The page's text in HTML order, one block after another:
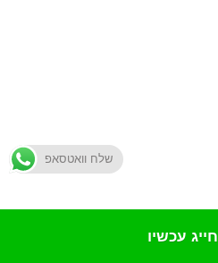
שלח וואטסאפ
חייג עכשיו